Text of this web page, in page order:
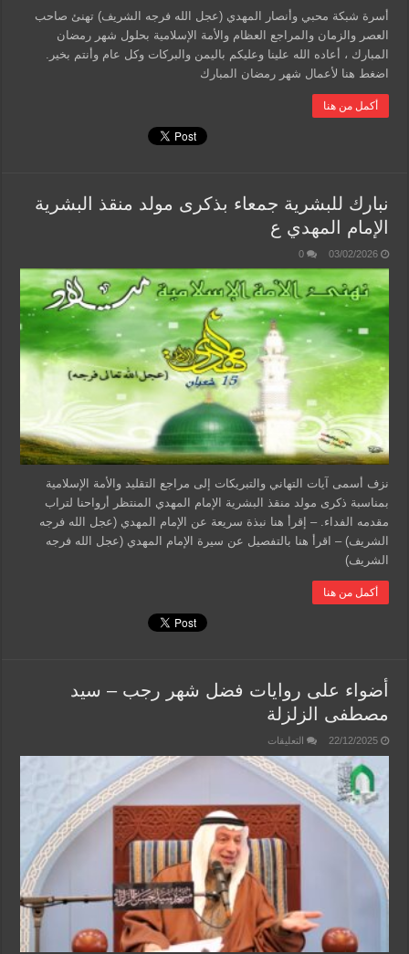
أسرة شبكة محبي وأنصار المهدي (عجل الله فرجه الشريف) تهنئ صاحب
العصر والزمان والمراجع العظام والأمة الإسلامية بحلول شهر رمضان
المبارك ، أعاده الله علينا وعليكم باليمن والبركات وكل عام وأنتم بخير.
اضغط هنا لأعمال شهر رمضان المبارك
أكمل من هنا
نبارك للبشرية جمعاء بذكرى مولد منقذ البشرية
الإمام المهدي ع
03/02/2026
0
نزف أسمى آيات التهاني والتبريكات إلى مراجع التقليد والأمة الإسلامية
بمناسبة ذكرى مولد منقذ البشرية الإمام المهدي المنتظر أرواحنا لتراب
مقدمه الفداء. – إقرأ هنا نبذة سريعة عن الإمام المهدي (عجل الله فرجه
الشريف) – اقرأ هنا بالتفصيل عن سيرة الإمام المهدي (عجل الله فرجه
الشريف)
أكمل من هنا
أضواء على روايات فضل شهر رجب – سيد
مصطفى الزلزلة
22/12/2025 التعليقات
على
روايات
رجب
–
سيد
مصطفى
الزلزلة
مغلقة